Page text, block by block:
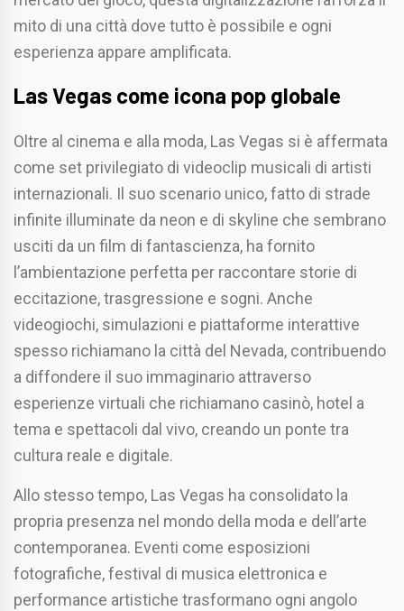
mito di una città dove tutto è possibile e ogni
esperienza appare amplificata.
Las Vegas come icona pop globale
Oltre al cinema e alla moda, Las Vegas si è affermata
come set privilegiato di videoclip musicali di artisti
internazionali. Il suo scenario unico, fatto di strade
infinite illuminate da neon e di skyline che sembrano
usciti da un film di fantascienza, ha fornito
l’ambientazione perfetta per raccontare storie di
eccitazione, trasgressione e sogni. Anche
videogiochi, simulazioni e piattaforme interattive
spesso richiamano la città del Nevada, contribuendo
a diffondere il suo immaginario attraverso
esperienze virtuali che richiamano casinò, hotel a
tema e spettacoli dal vivo, creando un ponte tra
cultura reale e digitale.
Allo stesso tempo, Las Vegas ha consolidato la
propria presenza nel mondo della moda e dell’arte
contemporanea. Eventi come esposizioni
fotografiche, festival di musica elettronica e
performance artistiche trasformano ogni angolo